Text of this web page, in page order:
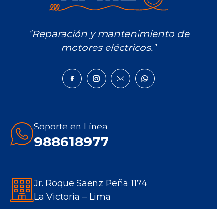
“Reparación y mantenimiento de
motores eléctricos.”
Encuéntranos en:
Facebook
window
Instagram
window
Mail
Whatsapp
Soporte en Línea
988618977
Jr. Roque Saenz Peña 1174
La Victoria – Lima